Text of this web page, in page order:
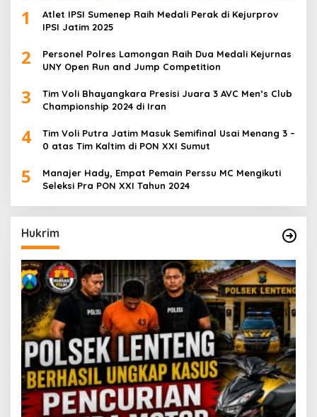
1
Atlet IPSI Sumenep Raih Medali Perak di Kejurprov
IPSI Jatim 2025
2
Personel Polres Lamongan Raih Dua Medali Kejurnas
UNY Open Run and Jump Competition
3
Tim Voli Bhayangkara Presisi Juara 3 AVC Men’s Club
Championship 2024 di Iran
4
Tim Voli Putra Jatim Masuk Semifinal Usai Menang 3 –
0 atas Tim Kaltim di PON XXI Sumut
5
Manajer Hady, Empat Pemain Perssu MC Mengikuti
Seleksi Pra PON XXI Tahun 2024
Hukrim